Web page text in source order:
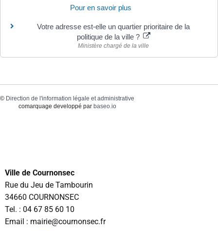
Pour en savoir plus
Votre adresse est-elle un quartier prioritaire de la
politique de la ville ?
Ministère chargé de la ville
© Direction de l'information légale et administrative
comarquage developpé par baseo.io
Ville de Cournonsec
Rue du Jeu de Tambourin
34660 COURNONSEC
Tel. : 04 67 85 60 10
Email : mairie@cournonsec.fr